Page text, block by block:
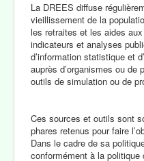
La DREES diffuse
vieillissement de la
les retraites et les aides
indicateurs et analyses
d’information statistique et
auprès d’organismes ou
outils de simulation ou de
Ces sources et outils sont
phares retenus pour faire
Dans le cadre de sa
conformément à la politique